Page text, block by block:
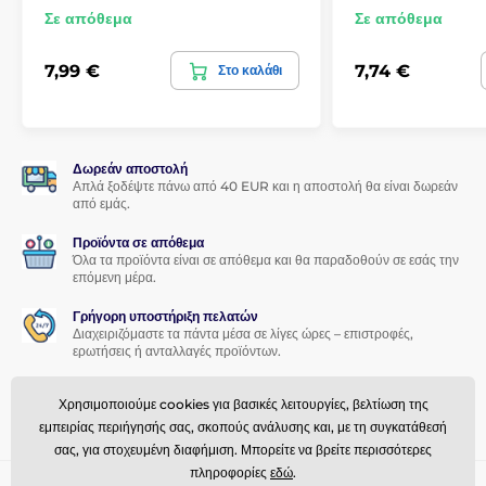
γυαλιού για IPhone 12 / 12 Pro είναι ηπολύ εύκολη
εφαρμογή
σετ εφαρμογής
, η τοποθέτηση του
Σε αντίθεση με άλλα σκληρυμένα γυαλιά, όλη η επιφάνεια του
συγκολλητικό υλικό, το οποίο εγγυάται
πρόσφυση σε όλη την επιφάνεια. Δεν υπάρχει κίνδυνος
αποκόλλησης ή ξεφτίσματος των άκρων του προστατευτικού
Περιεχόμενα συσκευασίας:
1x στεγνό πανί
Σε απόθεμα
7,99 € Στο καλάθι
Σε απόθεμα
7,74 €
Δωρεάν αποστολή
Απλά ξοδέψτε πάνω από 40 EUR και η αποστολή θα είναι δωρεάν
από εμάς.
Προϊόντα σε απόθεμα
Όλα τα προϊόντα είναι σε απόθεμα και θα παραδοθούν σε εσάς την
επόμενη μέρα.
Γρήγορη υποστήριξη πελατών
Διαχειριζόμαστε τα πάντα μέσα σε λίγες ώρες – επιστροφές,
ερωτήσεις ή ανταλλαγές προϊόντων.
Προσφέρουμε ελκυστικές εκπτώσεις για πιστούς πελάτες.
Χρησιμοποιούμε cookies για βασικές λειτουργίες, βελτίωση της
εμπειρίας περιήγησής σας, σκοπούς ανάλυσης και, με τη συγκατάθεσή
σας, για στοχευμένη διαφήμιση. Μπορείτε να βρείτε περισσότερες
πληροφορίες εδώ.